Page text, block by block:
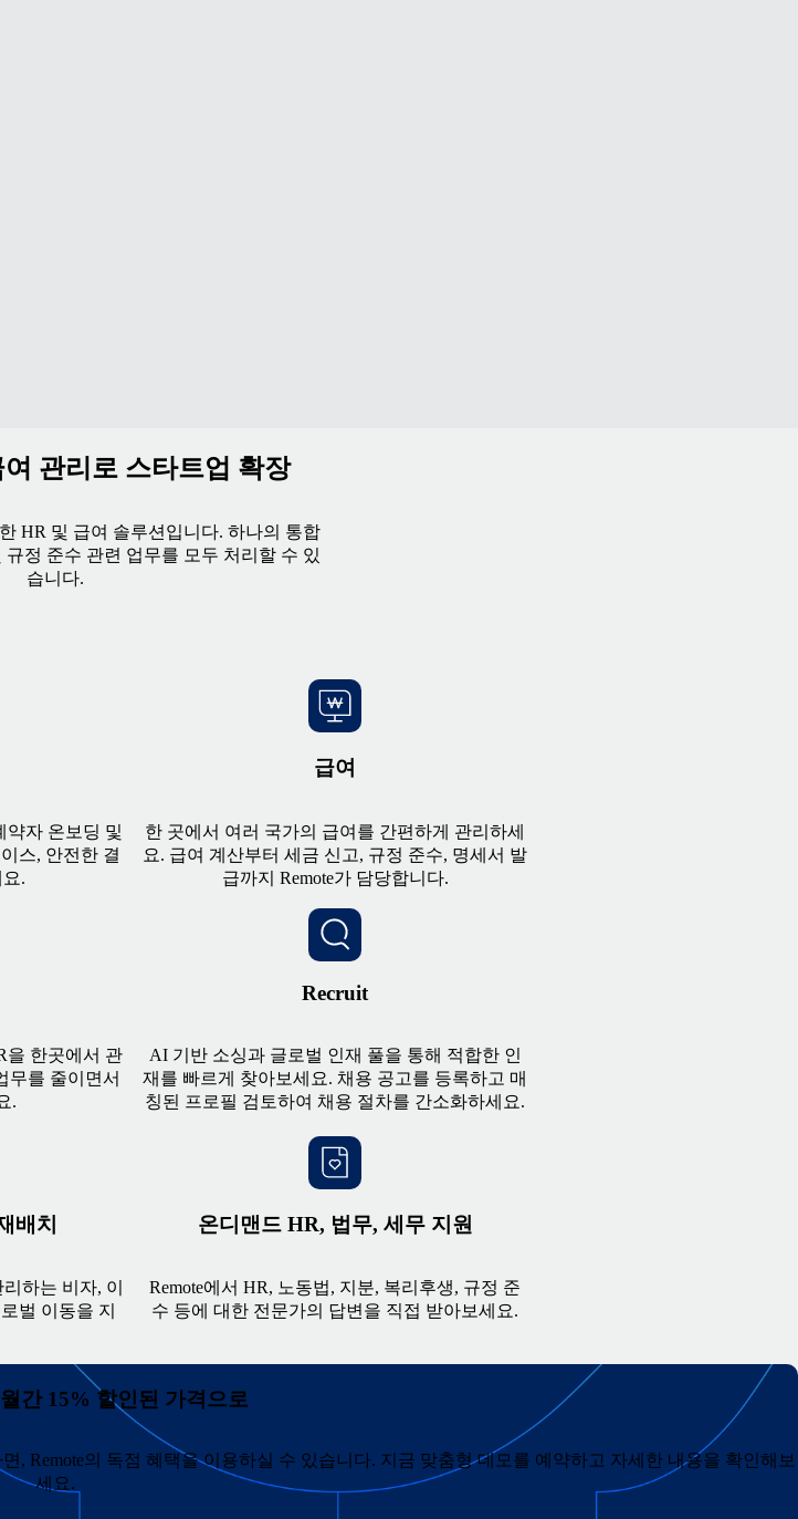
관리로 스타트업 확장
HR 및 급여 솔루션입니다. 하나의 통합
정 준수 관련 업무를 모두 처리할 수 있
습니다.
약자 온보딩 및
스, 안전한 결
.
급여
한 곳에서 여러 국가의 급여를 간편하게 관리하세
요. 급여 계산부터 세금 신고, 규정 준수, 명세서 발
급까지 Remote가 담당합니다.
을 한곳에서 관
무를 줄이면서
.
Recruit
AI 기반 소싱과 글로벌 인재 풀을 통해 적합한 인
재를 빠르게 찾아보세요. 채용 공고를 등록하고 매
칭된 프로필 검토하여 채용 절차를 간소화하세요.
배치
하는 비자, 이
벌 이동을 지
온디맨드 HR, 법무, 세무 지원
Remote에서 HR, 노동법, 지분, 복리후생, 규정 준
수 등에 대한 전문가의 답변을 직접 받아보세요.
간 15% 할인된 가격으로
Remote의 독점 혜택을 이용하실 수 있습니다. 지금 맞춤형 데모를 예약하고 자세한 내용을 확인해보
세요.